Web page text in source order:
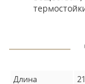
Длина